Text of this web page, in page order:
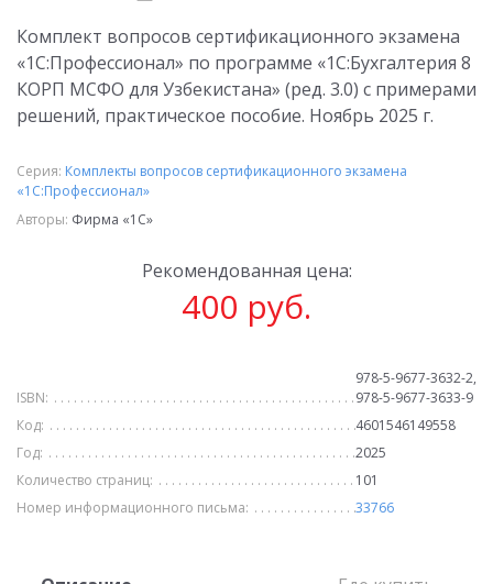
Комплект вопросов сертификационного экзамена
«1С:Профессионал» по программе «1С:Бухгалтерия 8
КОРП МСФО для Узбекистана» (ред. 3.0) с примерами
решений, практическое пособие. Ноябрь 2025 г.
Серия: Комплекты вопросов сертификационного экзамена
«1С:Профессионал»
Авторы: Фирма «1С»
Рекомендованная цена:
400 руб.
ISBN:
978-5-9677-3632-2,
978-5-9677-3633-9
Код:
4601546149558
Год:
2025
Количество страниц:
101
Номер информационного письма:
33766